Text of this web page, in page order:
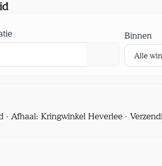
Binnen
· Afhaal: Kringwinkel Heverlee ·